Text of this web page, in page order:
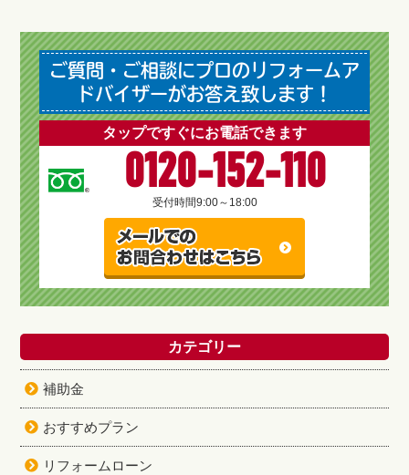
ご質問・ご相談にプロのリフォームア
ドバイザーがお答え致します！
タップですぐにお電話できます
0120-152-110
受付時間9:00～18:00
カテゴリー
補助金
おすすめプラン
リフォームローン